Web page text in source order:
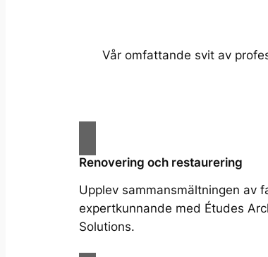
Vår omfattande svit av
Renovering och restaurering
Upplev sammansmältningen av
expertkunnande med Études
Solutions.